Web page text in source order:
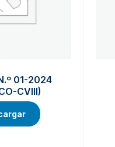
01-2024
CVIII)